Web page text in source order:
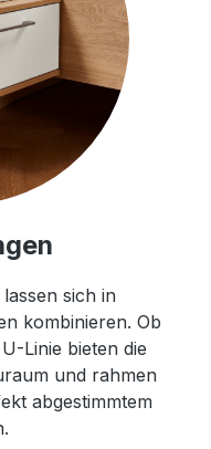
sich in
kombinieren. Ob
Linie bieten die
und rahmen
abgestimmtem